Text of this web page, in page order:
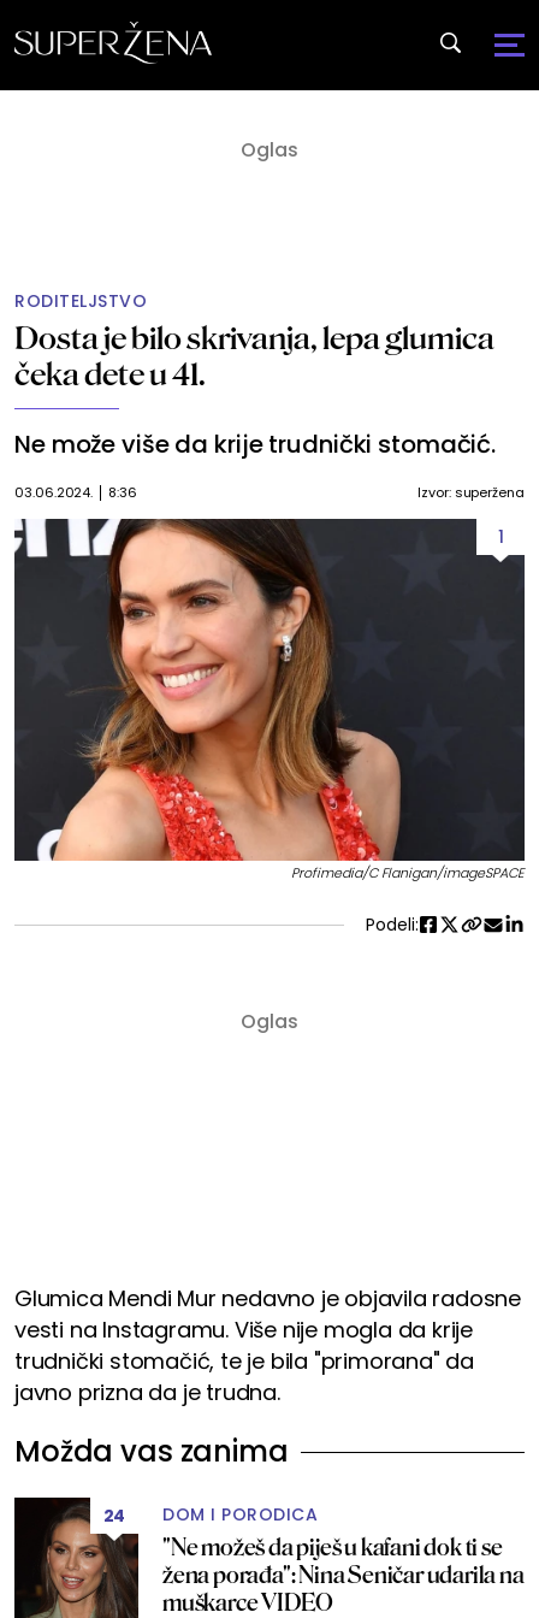
RODITELJSTVO
Dosta je bilo skrivanja, lepa glumica
čeka dete u 41.
Ne može više da krije trudnički stomačić.
03.06.2024. 8:36 Izvor: superžena
1
Profimedia/C Flanigan/imageSPACE
Podeli:
Glumica Mendi Mur nedavno je objavila radosne
vesti na Instagramu. Više nije mogla da krije
trudnički stomačić, te je bila "primorana" da
javno prizna da je trudna.
Možda vas zanima
24 DOM I PORODICA
"Ne možeš da piješ u kafani dok ti se
žena porađa": Nina Seničar udarila na
muškarce VIDEO